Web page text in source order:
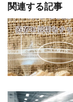
関連する記事